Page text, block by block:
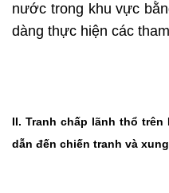
nước trong khu vực
dàng thực hiện các
II. Tranh chấp lãnh thổ
dẫn đến chiến tranh và